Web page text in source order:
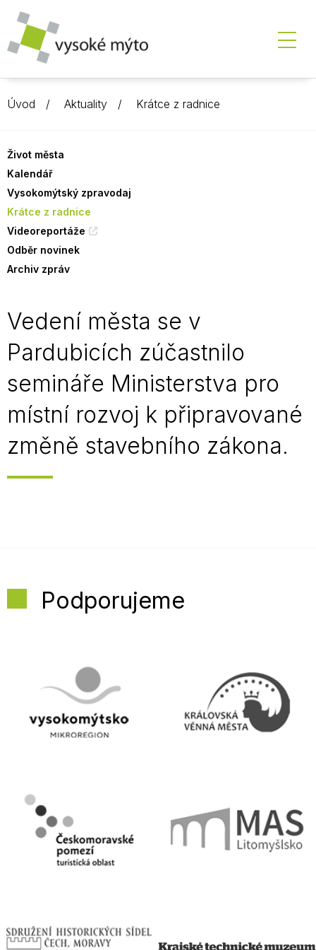
Úvod Aktuality Krátce z radnice
Život města
Kalendář
Vysokomýtský zpravodaj
Krátce z radnice
Videoreportáže
Odběr novinek
Archiv zpráv
Vedení města se v
Pardubicích zúčastnilo
semináře Ministerstva pro
místní rozvoj k připravované
změně stavebního zákona.
Podporujeme